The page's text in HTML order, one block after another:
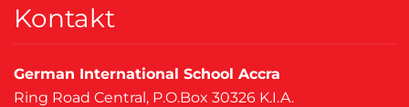
Kontakt
German International School Accra
Ring Road Central, P.O.Box 30326 K.I.A.